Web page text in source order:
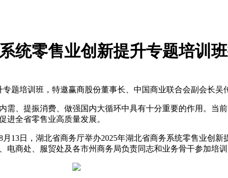
统零售业创新提升专题培训
题培训班，特邀赢商股份董事长、中国商业联合会副会长吴
、提振消费、做强国内大循环中具有十分重要的作用。当
进全省零售业高质量发展。
13日，湖北省商务厅举办2025年湖北省商务系统零售业创
商处、服贸处及各市州商务局负责同志和业务骨干参加培训